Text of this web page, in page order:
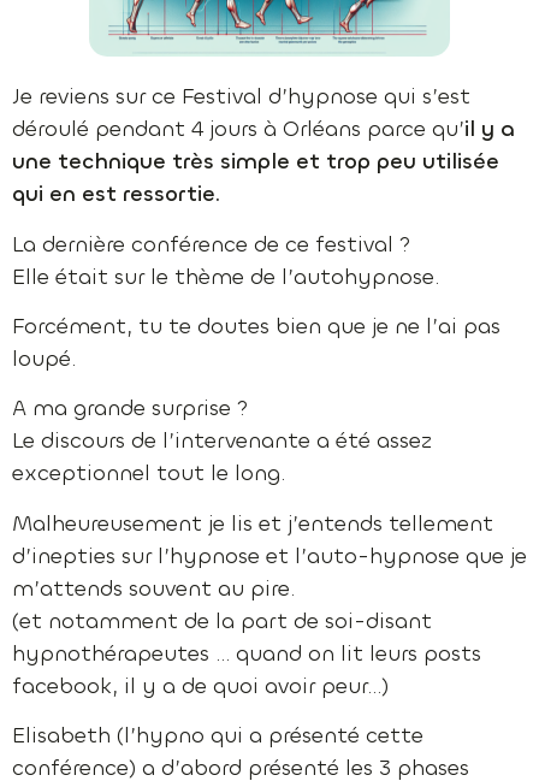
Je reviens sur ce Festival d’hypnose qui s’est
déroulé pendant 4 jours à Orléans parce qu’il y a
une technique très simple et trop peu utilisée
qui en est ressortie.
La dernière conférence de ce festival ?
Elle était sur le thème de l’autohypnose.
Forcément, tu te doutes bien que je ne l’ai pas
loupé.
A ma grande surprise ?
Le discours de l’intervenante a été assez
exceptionnel tout le long.
Malheureusement je lis et j’entends tellement
d’inepties sur l’hypnose et l’auto-hypnose que je
m’attends souvent au pire.
(et notamment de la part de soi-disant
hypnothérapeutes … quand on lit leurs posts
facebook, il y a de quoi avoir peur…)
Elisabeth (l’hypno qui a présenté cette
conférence) a d’abord présenté les 3 phases